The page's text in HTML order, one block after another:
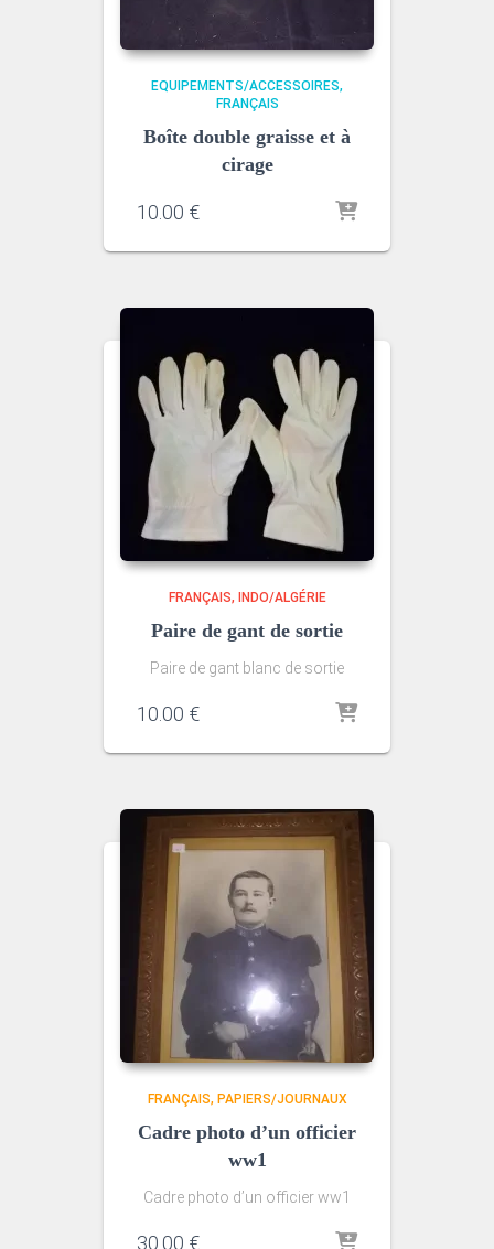
EQUIPEMENTS/ACCESSOIRES
FRANÇAIS
Boîte double graisse et à
cirage
10.00 €
FRANÇAIS INDO/ALGÉRIE
Paire de gant de sortie
Paire de gant blanc de sortie
10.00 €
FRANÇAIS PAPIERS/JOURNAUX
Cadre photo d’un officier
ww1
Cadre photo d’un officier ww1
30.00 €